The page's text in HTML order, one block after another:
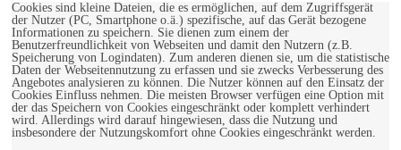
Cookies sind kleine Dateien, die es ermöglichen, auf dem Zugriffsgerät
der Nutzer (PC, Smartphone o.ä.) spezifische, auf das Gerät bezogene
Informationen zu speichern. Sie dienen zum einem der
Benutzerfreundlichkeit von Webseiten und damit den Nutzern (z.B.
Speicherung von Logindaten). Zum anderen dienen sie, um die statistische
Daten der Webseitennutzung zu erfassen und sie zwecks Verbesserung des
Angebotes analysieren zu können. Die Nutzer können auf den Einsatz der
Cookies Einfluss nehmen. Die meisten Browser verfügen eine Option mit
der das Speichern von Cookies eingeschränkt oder komplett verhindert
wird. Allerdings wird darauf hingewiesen, dass die Nutzung und
insbesondere der Nutzungskomfort ohne Cookies eingeschränkt werden.